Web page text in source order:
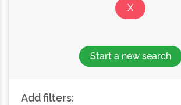
Start a new search
Add filters: